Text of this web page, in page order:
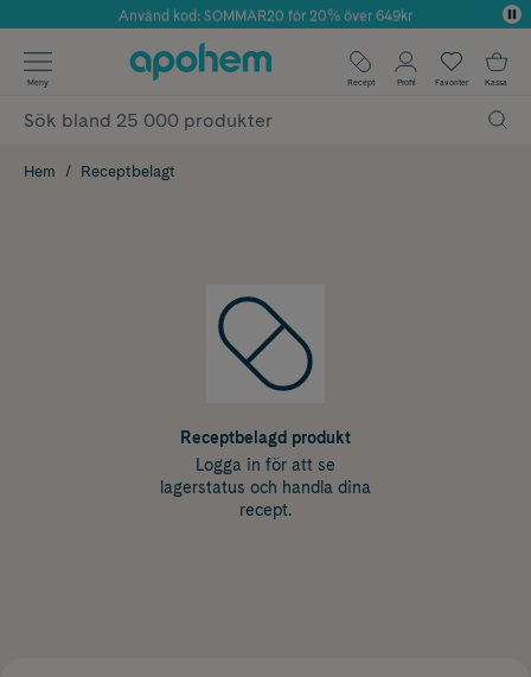
Årets Butik 2025 inom Skönhet
Använd kod: SOMMAR20 för 20% över 649kr
✓ Fri frakt
✓ Poäng på alla köp*
Meny Recept Profil Favoriter Kassa
Hem Receptbelagt
Receptbelagd produkt
Logga in för att se
lagerstatus och handla dina
recept.